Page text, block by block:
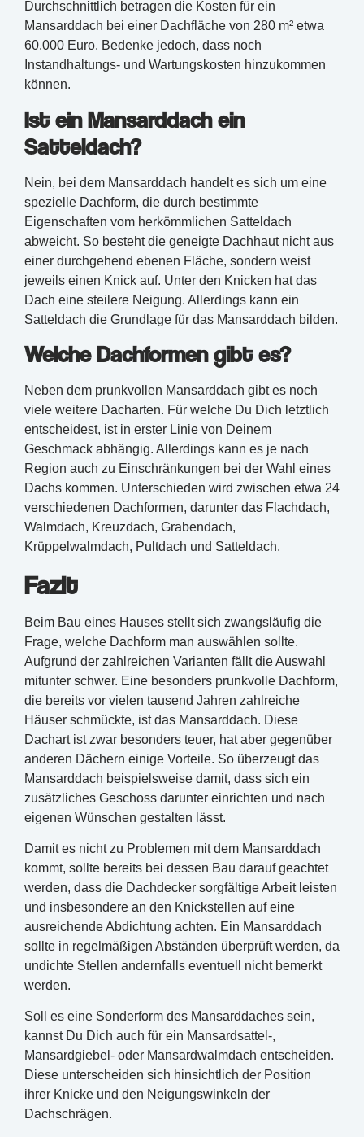
Durchschnittlich betragen die Kosten für ein
Mansarddach bei einer Dachfläche von 280 m² etwa
60.000 Euro. Bedenke jedoch, dass noch
Instandhaltungs- und Wartungskosten hinzukommen
können.
Ist ein Mansarddach ein
Satteldach?
Nein, bei dem Mansarddach handelt es sich um eine
spezielle Dachform, die durch bestimmte
Eigenschaften vom herkömmlichen Satteldach
abweicht. So besteht die geneigte Dachhaut nicht aus
einer durchgehend ebenen Fläche, sondern weist
jeweils einen Knick auf. Unter den Knicken hat das
Dach eine steilere Neigung. Allerdings kann ein
Satteldach die Grundlage für das Mansarddach bilden.
Welche Dachformen gibt es?
Neben dem prunkvollen Mansarddach gibt es noch
viele weitere Dacharten. Für welche Du Dich letztlich
entscheidest, ist in erster Linie von Deinem
Geschmack abhängig. Allerdings kann es je nach
Region auch zu Einschränkungen bei der Wahl eines
Dachs kommen. Unterschieden wird zwischen etwa 24
verschiedenen Dachformen, darunter das Flachdach,
Walmdach, Kreuzdach, Grabendach,
Krüppelwalmdach, Pultdach und Satteldach.
Fazit
Beim Bau eines Hauses stellt sich zwangsläufig die
Frage, welche Dachform man auswählen sollte.
Aufgrund der zahlreichen Varianten fällt die Auswahl
mitunter schwer. Eine besonders prunkvolle Dachform,
die bereits vor vielen tausend Jahren zahlreiche
Häuser schmückte, ist das Mansarddach. Diese
Dachart ist zwar besonders teuer, hat aber gegenüber
anderen Dächern einige Vorteile. So überzeugt das
Mansarddach beispielsweise damit, dass sich ein
zusätzliches Geschoss darunter einrichten und nach
eigenen Wünschen gestalten lässt.
Damit es nicht zu Problemen mit dem Mansarddach
kommt, sollte bereits bei dessen Bau darauf geachtet
werden, dass die Dachdecker sorgfältige Arbeit leisten
und insbesondere an den Knickstellen auf eine
ausreichende Abdichtung achten. Ein Mansarddach
sollte in regelmäßigen Abständen überprüft werden, da
undichte Stellen andernfalls eventuell nicht bemerkt
werden.
Soll es eine Sonderform des Mansarddaches sein,
kannst Du Dich auch für ein Mansardsattel-,
Mansardgiebel- oder Mansardwalmdach entscheiden.
Diese unterscheiden sich hinsichtlich der Position
ihrer Knicke und den Neigungswinkeln der
Dachschrägen.